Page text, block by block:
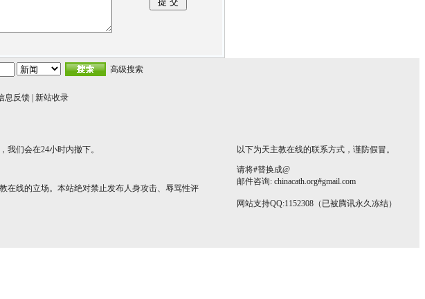
高级搜索
息反馈 新站收录
们会在24小时内撤下。
在线的立场。本站绝对禁止发布人身攻击、辱骂性评
以下为天主教在线的联系方式，谨防假冒。
请将#替换成@
邮件咨询: chinacath.org#gmail.com
网站支持QQ:1152308（已被腾讯永久冻结）